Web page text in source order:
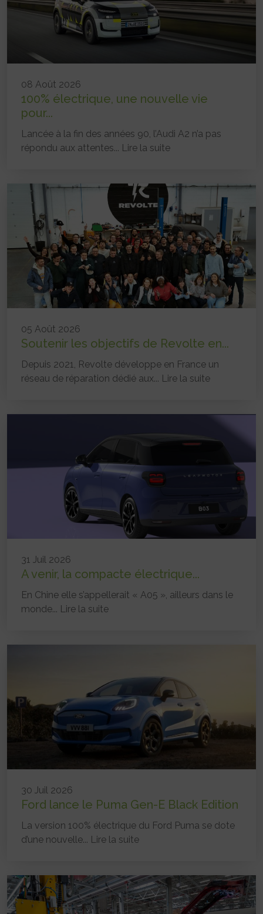
08 Août 2026
100% électrique, une nouvelle vie
pour...
Lancée à la fin des années 90, l’Audi A2 n’a pas
répondu aux attentes... Lire la suite
05 Août 2026
Soutenir les objectifs de Revolte en...
Depuis 2021, Revolte développe en France un
réseau de réparation dédié aux... Lire la suite
31 Juil 2026
A venir, la compacte électrique...
En Chine elle s’appellerait « A05 », ailleurs dans le
monde... Lire la suite
30 Juil 2026
Ford lance le Puma Gen-E Black Edition
La version 100% électrique du Ford Puma se dote
d’une nouvelle... Lire la suite